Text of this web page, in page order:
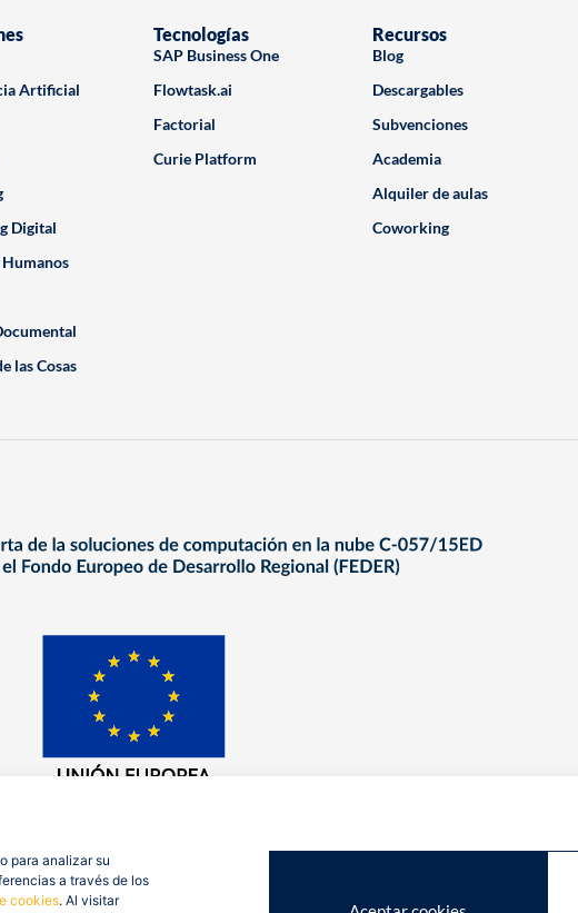
para analizar su
a través de los
cookies. Al visitar
Artificial
Digital
Humanos
las Cosas
Tecnologías
SAP Business One
Flowtask.ai
Factorial
Curie Platform
Recursos
Blog
Descargables
Subvenciones
Academia
Alquiler de aulas
Coworking